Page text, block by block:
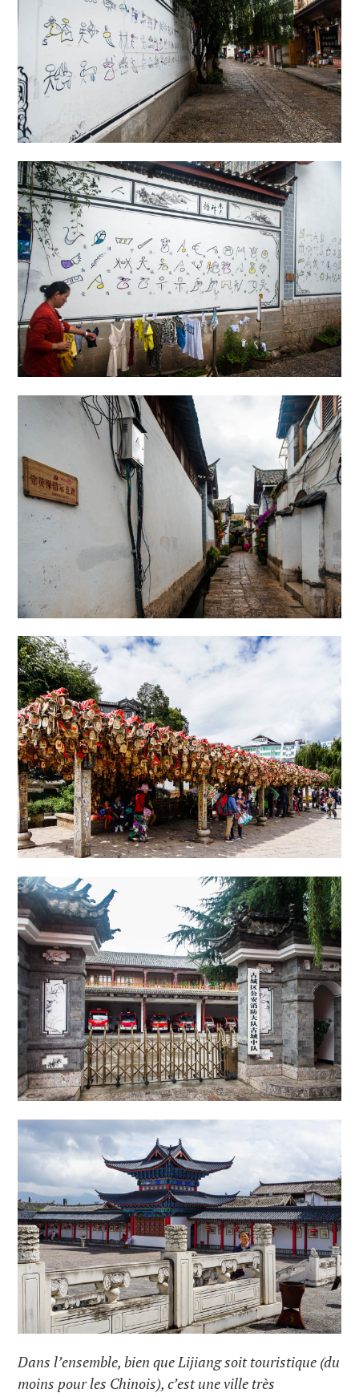
Dans l’ensemble, bien que Lijiang soit touristique (du
moins pour les Chinois), c’est une ville très